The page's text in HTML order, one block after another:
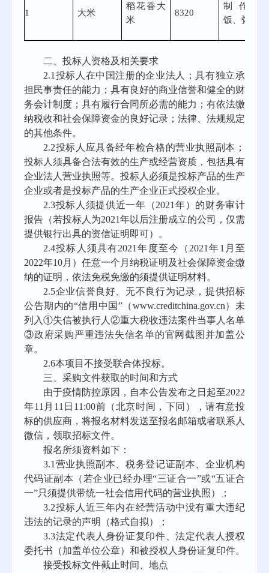
1 大米
稻花香大
米
8320
制作米
饭、粥等
二、投标人资格及相关要求
2.1 投标人在中国注册的企业法人；具有独立承
担民事责任的能力；具有良好的商业信誉和健全的财
务会计制度；具有履行合同所必需的能力；有依法缴
纳税收和社会保障资金的良好记录；法律、法规规定
的其他条件。
2.2投标人应具备经年检合格的营业执照副本；
投标人须具备合法有效的生产或经营资质，包括具有
企业法人营业执照等。投标人必须是投标产品的生产
企业或者是投标产品的生产企业正式授权企业。
2.3投标人须提供近一年（2021 年）的财务审计
报告（若投标人为2021年以后注册成立的公司，仅需
提供银行出具的资信证明即可）。
2.4投标人须具有2021 年度至今（ 2021 年1 月至
2022年10月）任意一个月纳税证明及社会保障资金缴
纳的证明，依法免税免缴的须提供证明材料。
2.5企业信誉良好、无不良行为记录，提供招标
公告期内的“信用中国”（www.creditchina.gov.cn）未
列入①失信被执行人②重大税收违法案件当事人名单
③政府采购严重违法失信名单的官网截图并加盖公
章。
2.6本项目不接受联合体投标。
三、采购文件获取的时间和方式
由于疫情防控原因，自本公告发布之日起至2022
年11 月 11 日 11:00前（北京时间，下同），请有意投
标的供应商，将报名材料发送至报名邮箱或者联系人
微信，领取招标文件。
报名所须资料如下：
3.1 营业执照副本、税务登记证副本、企业机构
代码证副本（若企业已经办理“三证合一”或“五证合
一”只须提供带统一社会信用代码的营业执照）；
3.2投标人近三年内在经营活动中没有重大违纪
违法的记录的声明（格式自拟）；
3.3法定代表人身份证复印件、法定代表人授权
委托书（加盖单位公章）和被授权人身份证复印件。
接受投标文件截止时间、地点